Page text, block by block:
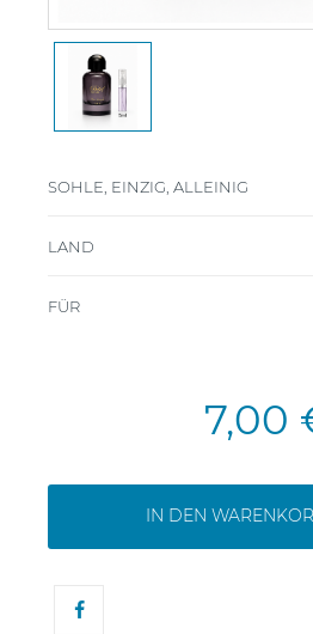
SOHLE, EINZIG, ALLEINIG
LAND
FÜR
7,00
IN DEN